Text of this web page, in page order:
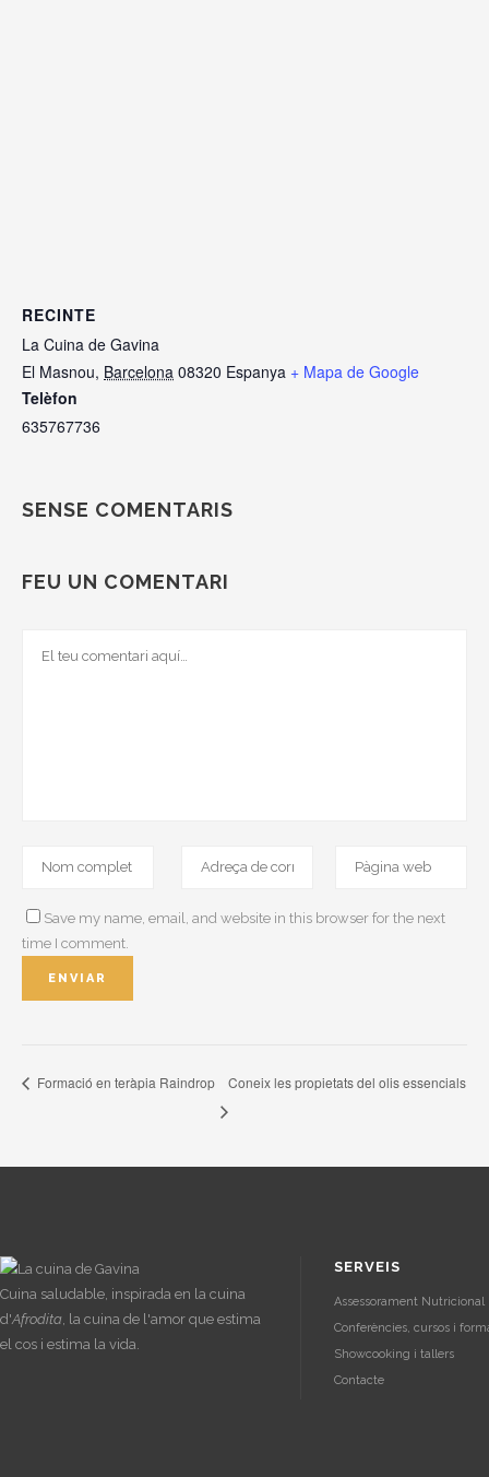
RECINTE
La Cuina de Gavina
El Masnou, Barcelona 08320 Espanya + Mapa de Google
Telèfon
635767736
SENSE COMENTARIS
FEU UN COMENTARI
Save my name, email, and website in this browser for the next
time I comment.
Formació en teràpia Raindrop Coneix les propietats del olis essencials
Cuina saludable, inspirada en la cuina
d'Afrodita, la cuina de l'amor que estima
el cos i estima la vida.
SERVEIS
Assessorament Nutricional
Conferències, cursos i
Showcooking i tallers
Contacte